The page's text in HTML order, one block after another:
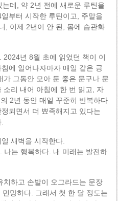
데, 약 2년 전에 새로운 루틴을
부터 시작한 루틴이고, 주말을
, 이제 2년이 안 된, 몸에 습관화
년 8월 초에 읽었던 책이 이
에 일어나자마자 매일 같은 긍
그동안 모아 둔 좋은 문구나 문
소리 내어 아침에 한 번 읽고, 자
2년 동안 매일 꾸준히 반복하다
되면서 더 뾰족해지고 있다는
새벽을 시작한다.
나는 행복하다. 내 미래는 발전하
치하고 손발이 오그라드는 문장
민망하다. 그래서 첫 한 달 정도는